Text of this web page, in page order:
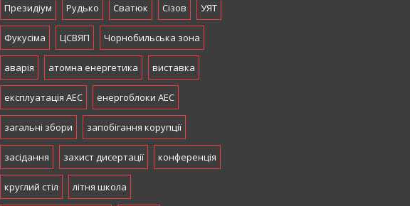
Президіум Рудько Сватюк Сізов УЯТ
Фукусіма ЦСВЯП Чорнобильська зона
аварія атомна енергетика виставка
експлуатація АЕС енергоблоки АЕС
загальні збори запобігання корупції
засідання захист дисертації конференція
круглий стіл літня школа